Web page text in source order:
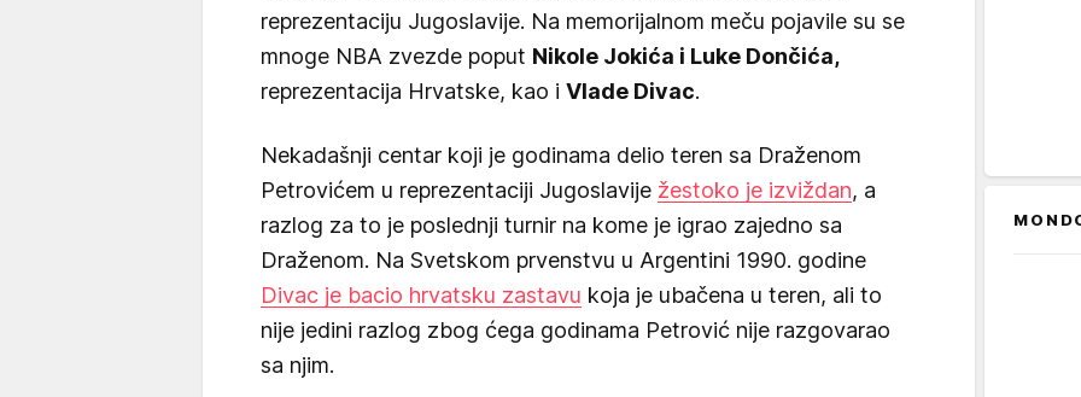
reprezentaciju Jugoslavije. Na memorijalnom meču pojavile su se
mnoge NBA zvezde poput Nikole Jokića i Luke Dončića,
reprezentacija Hrvatske, kao i Vlade Divac.
Nekadašnji centar koji je godinama delio teren sa Draženom
Petrovićem u reprezentaciji Jugoslavije žestoko je izviždan, a
razlog za to je poslednji turnir na kome je igrao zajedno sa
Draženom. Na Svetskom prvenstvu u Argentini 1990. godine
Divac je bacio hrvatsku zastavu koja je ubačena u teren, ali to
nije jedini razlog zbog ćega godinama Petrović nije razgovarao
sa njim.